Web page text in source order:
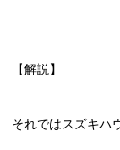
【解説】
それではスズキハ